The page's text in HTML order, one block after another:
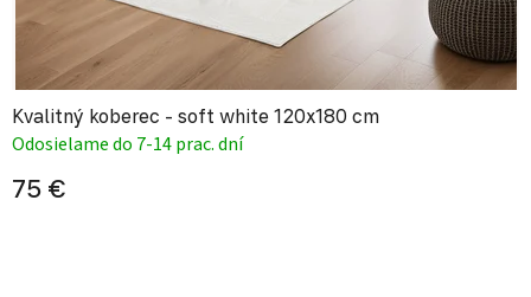
Kvalitný koberec - soft white 120x180 cm
Odosielame do 7-14 prac. dní
75 €